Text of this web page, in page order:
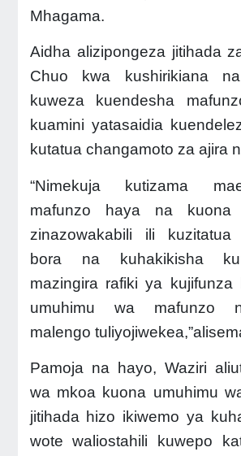
Mhagama.
Aidha alizipongeza jitihada
Chuo kwa kushirikiana
kuweza kuendesha
kuamini yatasaidia
kutatua changamoto za ajira
“Nimekuja kutizama
mafunzo haya na kuona
zinazowakabili ili
bora na kuhakikisha
mazingira rafiki ya kujifunza
umuhimu wa mafunzo
malengo
Pamoja na hayo, Waziri
wa mkoa kuona umuhimu
jitihada hizo ikiwemo ya
wote waliostahili kuwepo